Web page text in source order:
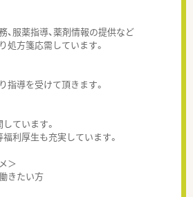
服薬指導、薬剤情報の提供など
方箋応需しています。
導を受けて頂きます。
ています。
利厚生も充実しています。
＞
きたい方